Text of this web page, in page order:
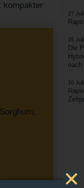
kompakter
27
15
Die
nach
10